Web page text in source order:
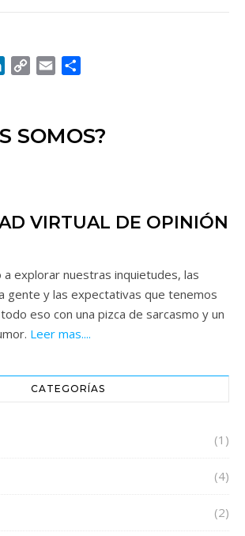
LinkedIn
Copy
Email
SOMOS?
VIRTUAL DE OPINIÓN
a explorar nuestras inquietudes, las
gente y las expectativas que tenemos
eso con una pizca de sarcasmo y un
Leer mas....
CATEGORÍAS
(1)
(4)
(2)